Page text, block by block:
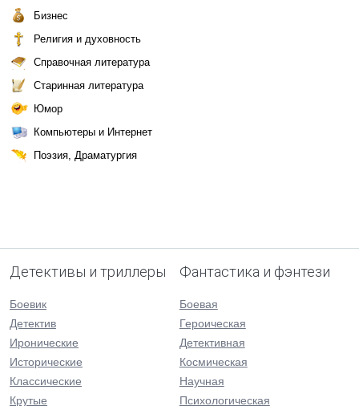
Бизнес
Религия и духовность
Справочная литература
Старинная литература
Юмор
Компьютеры и Интернет
Поэзия, Драматургия
Детективы и триллеры
Боевик
Детектив
Иронические
Исторические
Классические
Крутые
Фантастика и фэнтези
Боевая
Героическая
Детективная
Космическая
Научная
Психологическая